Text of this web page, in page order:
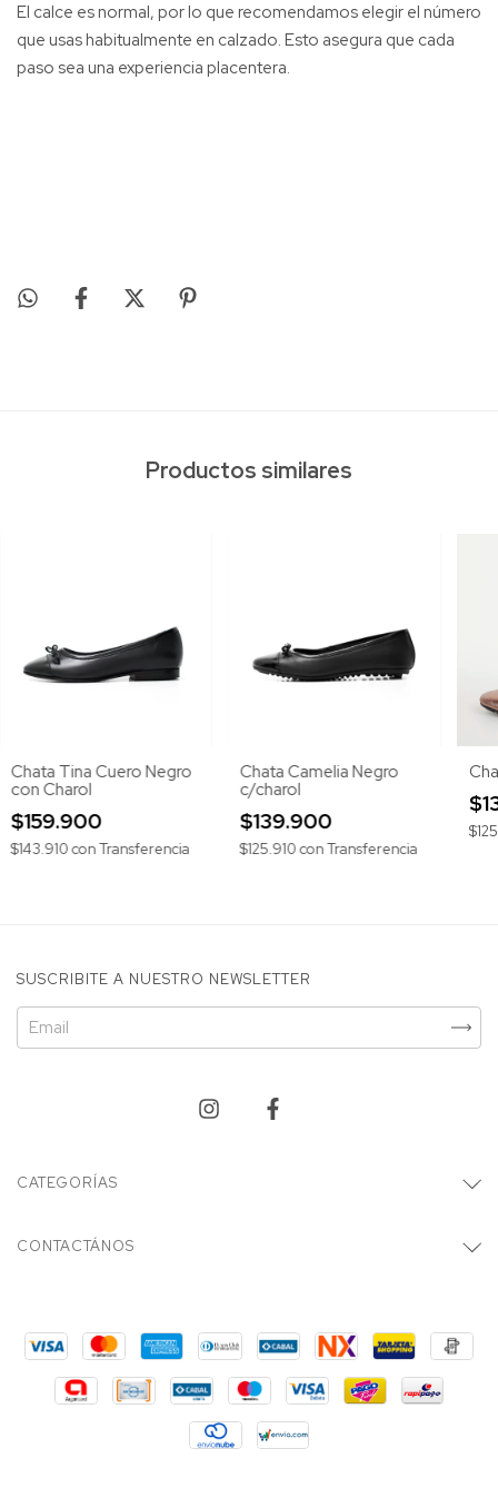
El calce es normal, por lo que recomendamos elegir el número
que usas habitualmente en calzado. Esto asegura que cada
paso sea una experiencia placentera.
Productos similares
Chata Tina Cuero Negro
con Charol
$159.900
$143.910con Transferencia
Chata Camelia Negro
c/charol
$139.900
$125.910con Transferencia
SUSCRIBITE A NUESTRO NEWSLETTER
CATEGORÍAS
CONTACTÁNOS